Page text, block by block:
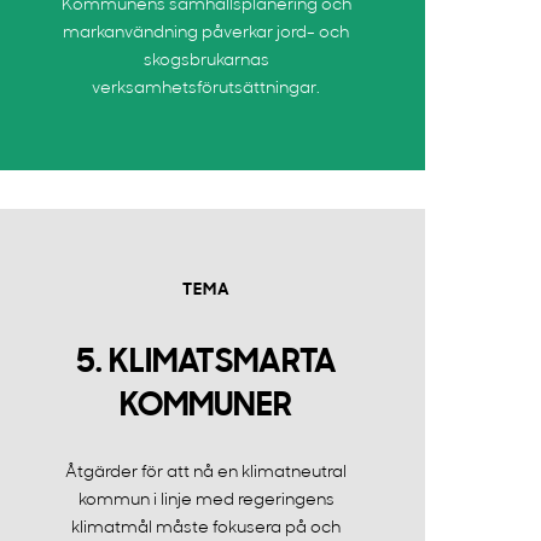
Kommunens samhällsplanering och
markanvändning påverkar jord- och
skogsbrukarnas
verksamhetsförutsättningar.
TEMA
5. KLIMATSMARTA
KOMMUNER
Åtgärder för att nå en klimatneutral
kommun i linje med regeringens
klimatmål måste fokusera på och